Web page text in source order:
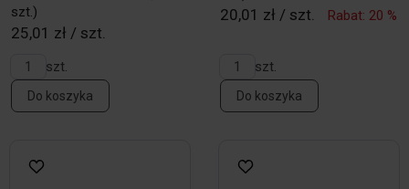
szt.)
25,01 zł / szt.
szt.
Do koszyka
20,01 zł / szt. Rabat: 20 %
szt.
Do koszyka